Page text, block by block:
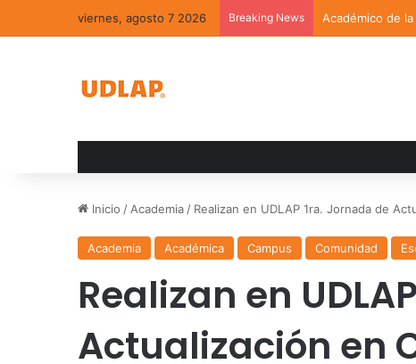
viernes, agosto 7 2026 Breaking News Académico de
Inicio / Academia / Realizan en UDLAP 1ra. Jornada de
Academia Académica Campus Comunidad
Realizan en
Actualización en